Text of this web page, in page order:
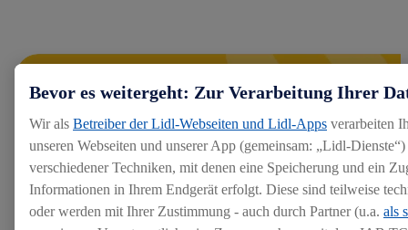
Bevor es weitergeht: Zur Verarbeitung Ihrer
Wir als Betreiber der Lidl-Webseiten und Lidl-Apps verarbeiten
unseren Webseiten und unserer App (gemeinsam: „Lidl-
verschiedener Techniken, mit denen eine Speicherung und ein
Informationen in Ihrem Endgerät erfolgt. Diese sind teilweise
oder werden mit Ihrer Zustimmung - auch durch Partner (u.a. als